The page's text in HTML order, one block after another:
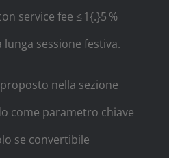
service fee ≤ 1{.}5 %
sessione festiva.
nella sezione
come parametro chiave
se convertibile